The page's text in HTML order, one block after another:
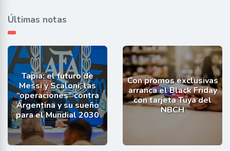
Últimas notas
Tapia: el futuro de
Messi y Scaloni, las
“operaciones” contra
Argentina y su sueño
para el Mundial 2030
Con promos exclusivas
arranca el Black Friday
con tarjeta Tuya del
NBCH